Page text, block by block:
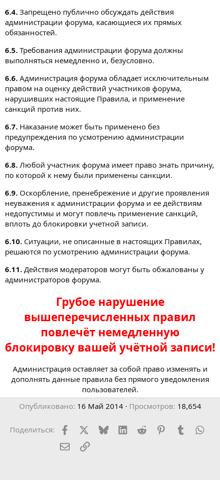
6.4. Запрещено публично обсуждать действия
администрации форума, касающиеся их прямых
обязанностей.
6.5. Требования администрации форума должны
выполняться немедленно и, безусловно.
6.6. Администрация форума обладает исключительным
правом на оценку действий участников форума,
нарушивших настоящие Правила, и применение
санкций против них.
6.7. Наказание может быть применено без
предупреждения по усмотрению администрации
форума.
6.8. Любой участник форума имеет право знать причину,
по которой к нему были применены санкции.
6.9. Оскорбление, пренебрежение и другие проявления
неуважения к администрации форума и ее действиям
недопустимы и могут повлечь применение санкций,
вплоть до блокировки учетной записи.
6.10. Ситуации, не описанные в настоящих Правилах,
решаются по усмотрению администрации форума.
6.11. Действия модераторов могут быть обжалованы у
администраторов форума.
Грубое нарушение
вышеперечисленных правил
повлечёт немедленную
блокировку вашей учётной записи!
Администрация оставляет за собой право изменять и
дополнять данные правила без прямого уведомления
пользователей.
Опубликовано 16 Май 2014 Просмотров 18,654
Поделиться: FacebookX (Twitter)
BlueskyLinkedInReddit PinterestTumblr
Электронная почта
Ссылка